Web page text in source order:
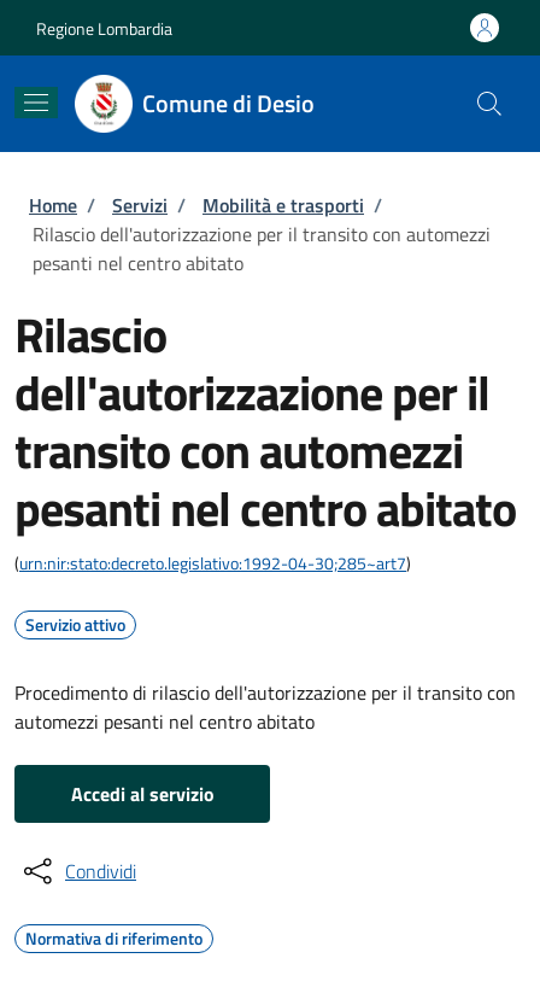
Regione Lombardia
Comune di Desio
Briciole di pane
Home / Servizi / Mobilità e trasporti /
Rilascio dell'autorizzazione per il transito con automezzi
pesanti nel centro abitato
Rilascio
dell'autorizzazione per il
transito con automezzi
pesanti nel centro abitato
(urn:nir:stato:decreto.legislativo:1992-04-30;285~art7)
Servizio attivo
Procedimento di rilascio dell'autorizzazione per il transito con
automezzi pesanti nel centro abitato
Accedi al servizio
Condividi
Normativa di riferimento